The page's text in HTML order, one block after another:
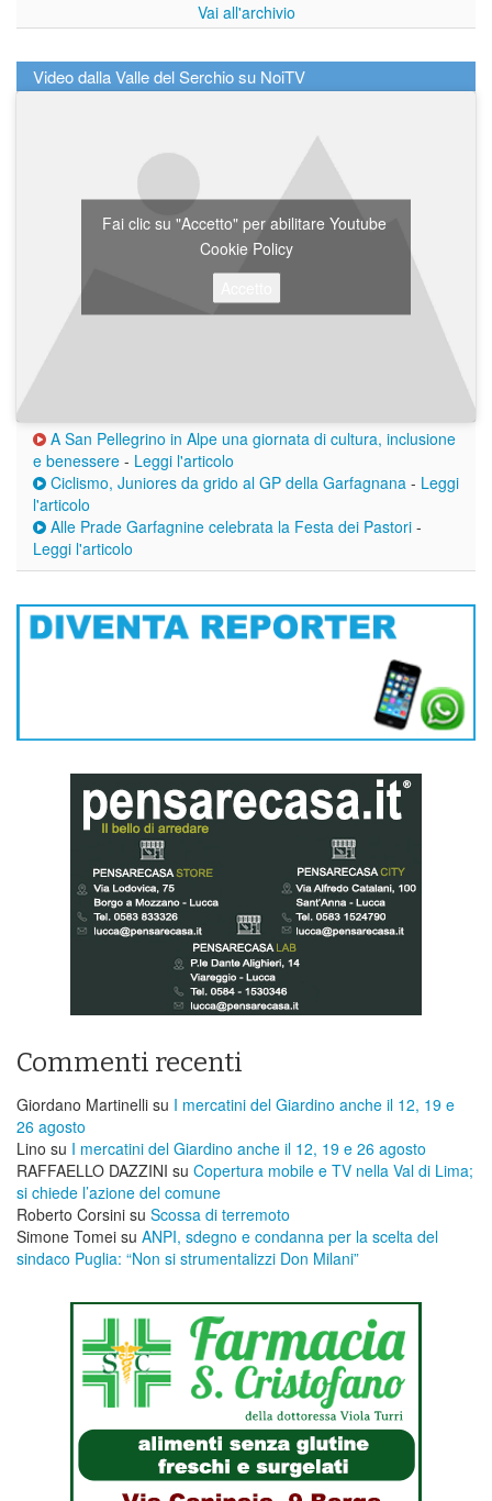
Vai all'archivio
Video dalla Valle del Serchio su NoiTV
Fai clic su "Accetto" per abilitare Youtube
Cookie Policy
A San Pellegrino in Alpe una giornata di cultura, inclusione
e benessere - Leggi l'articolo
Ciclismo, Juniores da grido al GP della Garfagnana - Leggi
l'articolo
Alle Prade Garfagnine celebrata la Festa dei Pastori -
Leggi l'articolo
Commenti recenti
Giordano Martinelli su I mercatini del Giardino anche il 12, 19 e
26 agosto
Lino su I mercatini del Giardino anche il 12, 19 e 26 agosto
RAFFAELLO DAZZINI su ​Copertura mobile e TV nella Val di Lima;
si chiede l’azione del comune
Roberto Corsini su Scossa di terremoto
Simone Tomei su ANPI, sdegno e condanna per la scelta del
sindaco Puglia: “Non si strumentalizzi Don Milani”